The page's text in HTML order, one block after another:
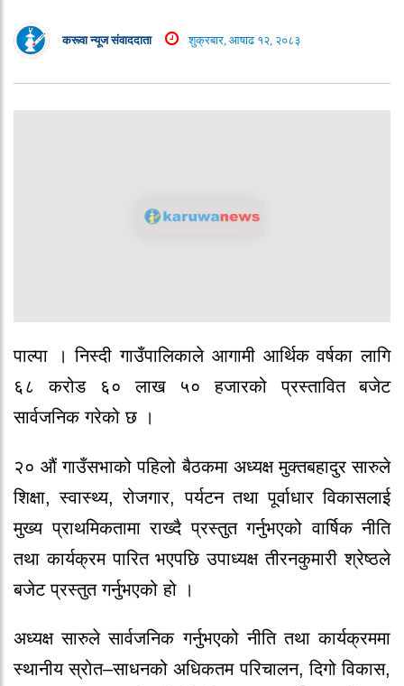
करूवा न्यूज संवाददाता शुक्रबार, आषाढ १२, २०८३
पाल्पा । निस्दी गाउँपालिकाले आगामी आर्थिक वर्षका लागि
६८ करोड ६० लाख ५० हजारको प्रस्तावित बजेट
सार्वजनिक गरेको छ ।
२० औं गाउँसभाको पहिलो बैठकमा अध्यक्ष मुक्तबहादुर सारुले
शिक्षा, स्वास्थ्य, रोजगार, पर्यटन तथा पूर्वाधार विकासलाई
मुख्य प्राथमिकतामा राख्दै प्रस्तुत गर्नुभएको वार्षिक नीति
तथा कार्यक्रम पारित भएपछि उपाध्यक्ष तीरनकुमारी श्रेष्ठले
बजेट प्रस्तुत गर्नुभएको हो ।
अध्यक्ष सारुले सार्वजनिक गर्नुभएको नीति तथा कार्यक्रममा
स्थानीय स्रोत–साधनको अधिकतम परिचालन, दिगो विकास,